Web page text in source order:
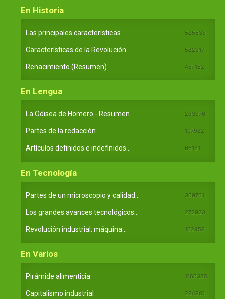
En Historia
Las principales características... 525533
Características de la Revolución... 522317
Renacimiento (Resumen) 457152
En Lengua
La Odisea de Homero - Resumen 233376
Partes de la redacción 107922
Artículos definidos e indefinidos... 66181
En Tecnología
Partes de un microscopio y calidad... 369761
Los grandes avances tecnológicos... 272923
Revolución industrial: máquina... 162459
En Varios
Pirámide alimenticia 1166385
Capitalismo industrial 284981